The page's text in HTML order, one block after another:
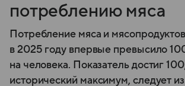
потреблению мяса
Потребление мяса и
в 2025 году впервые превысило
на человека. Показатель достиг
исторический максимум, следует из